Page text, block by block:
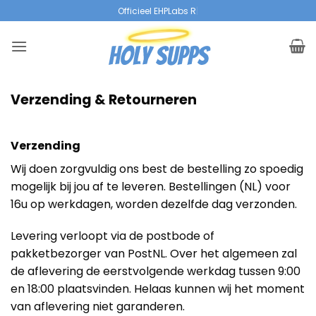
naar
inhoud
Officieel EHPLabs Rese
Verzending & Retourneren
Verzending
Wij doen zorgvuldig ons best de bestelling zo spoedig
mogelijk bij jou af te leveren. Bestellingen (NL) voor
16u op werkdagen, worden dezelfde dag verzonden.
Levering verloopt via de postbode of
pakketbezorger van PostNL. Over het algemeen zal
de aflevering de eerstvolgende werkdag tussen 9:00
en 18:00 plaatsvinden. Helaas kunnen wij het moment
van aflevering niet garanderen.